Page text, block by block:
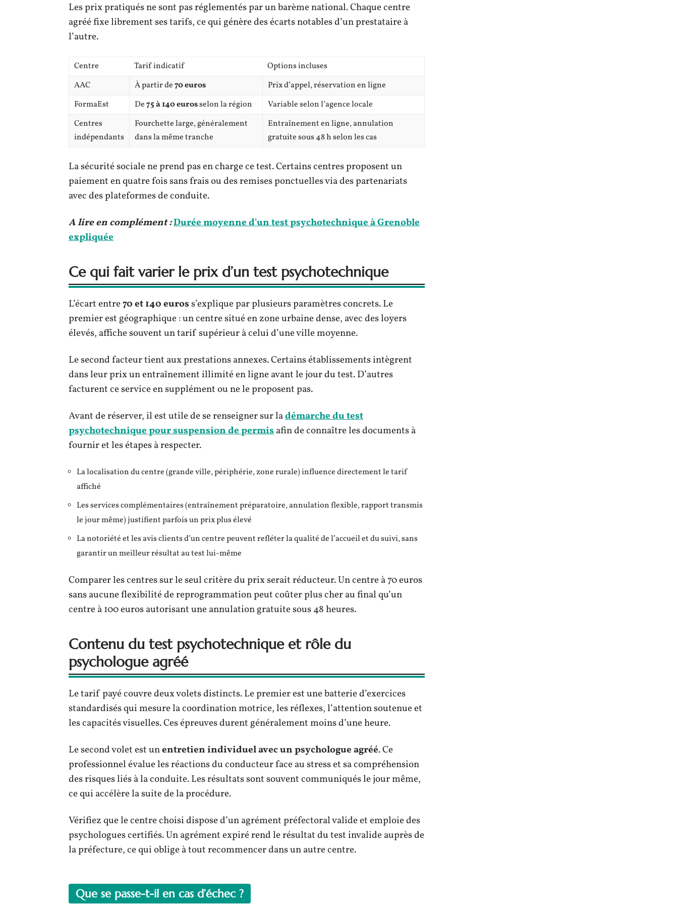
Les prix pratiqués ne sont pas réglementés par un barème national. Chaque centre
agréé fixe librement ses tarifs, ce qui génère des écarts notables d’un prestataire à
l’autre.
Centre Tarif indicatif
Options incluses
AAC
À partir de70 euros
Prix d’appel, réservation en ligne
FormaEst
De75 à 140 eurosselon la région
Variable selon l’agence locale
Centres
indépendants
Fourchette large, généralement
dans la même tranche
Entraînement en ligne, annulation
gratuite sous 48 h selon les cas
La sécurité sociale ne prend pas en charge ce test. Certains centres proposent un
paiement en quatre fois sans frais ou des remises ponctuelles via des partenariats
avec des plateformes de conduite.
A lire en complément :Durée moyenne d'un test psychotechnique à Grenoble
expliquée
Ce qui fait varier le prix d’un test psychotechnique
L’écart entre70 et 140 euross’explique par plusieurs paramètres concrets. Le
premier est géographique : un centre situé en zone urbaine dense, avec des loyers
élevés, affiche souvent un tarif supérieur à celui d’une ville moyenne.
Le second facteur tient aux prestations annexes. Certains établissements intègrent
dans leur prix un entraînement illimité en ligne avant le jour du test. D’autres
facturent ce service en supplément ou ne le proposent pas.
Avant de réserver, il est utile de se renseigner sur ladémarche du test
psychotechnique pour suspension de permisafin de connaître les documents à
fournir et les étapes à respecter.
La localisation du centre (grande ville, périphérie, zone rurale) influence directement le tarif
affiché
Les services complémentaires (entraînement préparatoire, annulation flexible, rapport transmis
le jour même) justifient parfois un prix plus élevé
La notoriété et les avis clients d’un centre peuvent refléter la qualité de l’accueil et du suivi, sans
garantir un meilleur résultat au test lui-même
Comparer les centres sur le seul critère du prix serait réducteur. Un centre à 70 euros
sans aucune flexibilité de reprogrammation peut coûter plus cher au final qu’un
centre à 100 euros autorisant une annulation gratuite sous 48 heures.
Contenu du test psychotechnique et rôle du
psychologue agréé
Le tarif payé couvre deux volets distincts. Le premier est une batterie d’exercices
standardisés qui mesure la coordination motrice, les réflexes, l’attention soutenue et
les capacités visuelles. Ces épreuves durent généralement moins d’une heure.
Le second volet est unentretien individuel avec un psychologue agréé. Ce
professionnel évalue les réactions du conducteur face au stress et sa compréhension
des risques liés à la conduite. Les résultats sont souvent communiqués le jour même,
ce qui accélère la suite de la procédure.
Vérifiez que le centre choisi dispose d’un agrément préfectoral valide et emploie des
psychologues certifiés. Un agrément expiré rend le résultat du test invalide auprès de
la préfecture, ce qui oblige à tout recommencer dans un autre centre.
Que se passe-t-il en cas d’échec ?